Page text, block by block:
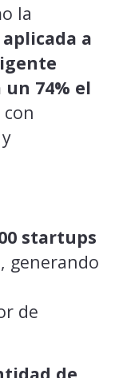
la
a
74% el
con
startups
, generando
de